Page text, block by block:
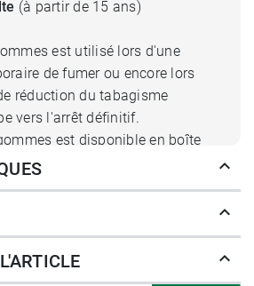
(à partir de 15 ans)
est utilisé lors d'une
de fumer ou encore lors
réduction du tabagisme
vers l'arrêt définitif.
est disponible en boîte
gommes.
contient
sont: Chewing gum